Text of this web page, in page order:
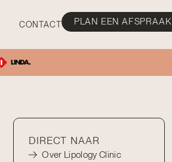
CONTACT PLAN EEN AFSPRAAK
DIRECT NAAR
Over Lipology Clinic